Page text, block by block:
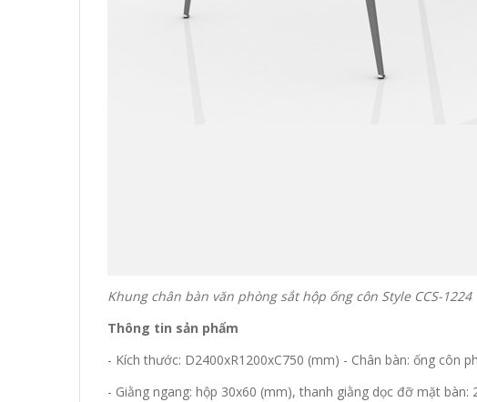
Khung chân bàn văn phòng sắt hộp ống côn Style CCS-1224
Thông tin sản phẩm
- Kích thước: D2400xR1200xC750 (mm) - Chân bàn: ống côn
- Giằng ngang: hộp 30x60 (mm), thanh giằng dọc đỡ mặt bàn: